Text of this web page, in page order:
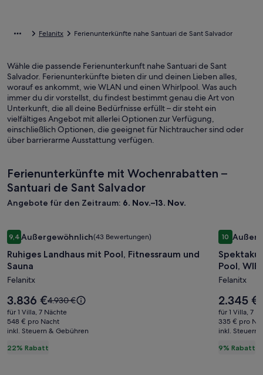
Felanitx Ferienunterkünfte nahe Santuari de Sant Salvador
Wähle die passende Ferienunterkunft nahe Santuari de Sant
Salvador. Ferienunterkünfte bieten dir und deinen Lieben alles,
worauf es ankommt, wie WLAN und einen Whirlpool. Was auch
immer du dir vorstellst, du findest bestimmt genau die Art von
Unterkunft, die all deine Bedürfnisse erfüllt – dir steht ein
vielfältiges Angebot mit allerlei Optionen zur Verfügung,
einschließlich Optionen, die geeignet für Nichtraucher sind oder
über barrierarme Ausstattung verfügen.
Ferienunterkünfte mit Wochenrabatten –
Santuari de Sant Salvador
Angebote für den Zeitraum: 6. Nov.–13. Nov.
Bildergalerie
für
Ruhiges
Landhaus
mit
Pool,
Fitnessraum
und
Sauna
9,49,4 von 10, Außergewöhnlich, (43 Bewertungen)
Außergewöhnlich(43 Bewertungen)
Ruhiges Landhaus mit Pool, Fitnessraum und
Sauna
Felanitx
22% Rabatt
Der
Preis
beträgt
3.836 €.
3.836 €Der
alte
Preis
war
siehe
4.930 €
für 1 Villa, 7 Nächte
548 € pro Nacht
inkl. Steuern & Gebühren
Ruhiges Landhaus mit Pool, Fitnessraum und Sauna
für
von
330
m²,
privater
Pool,
WIFI
1010 von 10,
Pool,
Felanitx
9% Rabatt
Der
Preis
beträgt
2.345 €.
2.345 €
für 1 Villa, 7
335 € pro
inkl. Steuern